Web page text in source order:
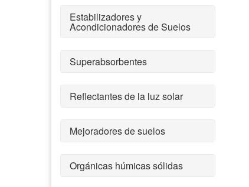
Estabilizadores y
Acondicionadores de Suelos
Superabsorbentes
Reflectantes de la luz solar
Mejoradores de suelos
Orgánicas húmicas sólidas